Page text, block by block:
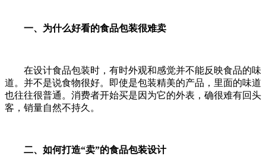
一、为什么好看的食品包装很难卖
在设计食品包装时，有时外观和感觉并不能反映食品的味
道。并不是说食物很好。即使是包装精美的产品，里面的味道
也往往很普通。消费者开始买是因为它的外表，确很难有回头
客，销量自然不持久。
二、如何打造“卖”的食品包装设计